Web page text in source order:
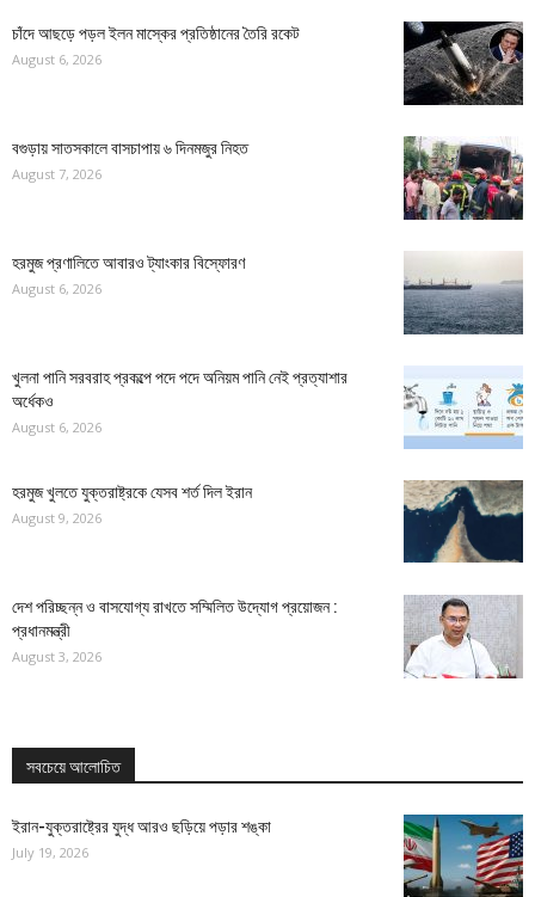
চাঁদে আছড়ে পড়ল ইলন মাস্কের প্রতিষ্ঠানের তৈরি রকেট
August 6, 2026
বগুড়ায় সাতসকালে বাসচাপায় ৬ দিনমজুর নিহত
August 7, 2026
হরমুজ প্রণালিতে আবারও ট্যাংকার বিস্ফোরণ
August 6, 2026
খুলনা পানি সরবরাহ প্রকল্পে পদে পদে অনিয়ম পানি নেই প্রত্যাশার
অর্ধেকও
August 6, 2026
হরমুজ খুলতে যুক্তরাষ্ট্রকে যেসব শর্ত দিল ইরান
August 9, 2026
দেশ পরিচ্ছন্ন ও বাসযোগ্য রাখতে সম্মিলিত উদ্যোগ প্রয়োজন :
প্রধানমন্ত্রী
August 3, 2026
সবচেয়ে আলোচিত
ইরান-যুক্তরাষ্ট্রের যুদ্ধ আরও ছড়িয়ে পড়ার শঙ্কা
July 19, 2026